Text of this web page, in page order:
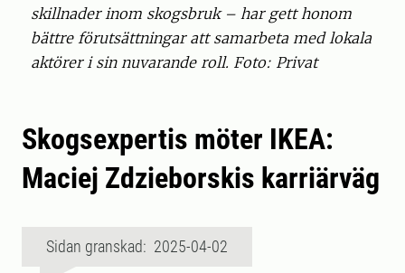
skillnader inom skogsbruk – har gett honom
bättre förutsättningar att samarbeta med lokala
aktörer i sin nuvarande roll. Foto: Privat
Skogsexpertis möter IKEA:
Maciej Zdzieborskis karriärväg
Sidan granskad: 2025-04-02